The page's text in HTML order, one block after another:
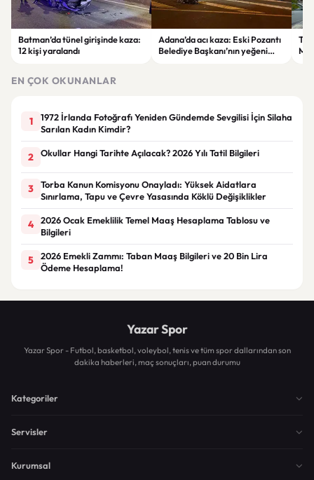
Batman’da tünel girişinde kaza:
12 kişi yaralandı
Adana’da acı kaza: Eski Pozantı
Belediye Başkanı’nın yeğeni
EN ÇOK OKUNANLAR
1
1972 İrlanda Fotoğrafı Yeniden Gündemde Sevgilisi İçin Silaha
Sarılan Kadın Kimdir?
2 Okullar Hangi Tarihte Açılacak? 2026 Yılı Tatil Bilgileri
3
Torba Kanun Komisyonu Onayladı: Yüksek Aidatlara
Sınırlama, Tapu ve Çevre Yasasında Köklü Değişiklikler
4
2026 Ocak Emeklilik Temel Maaş Hesaplama Tablosu ve
Bilgileri
5
2026 Emekli Zammı: Taban Maaş Bilgileri ve 20 Bin Lira
Ödeme Hesaplama!
Yazar Spor
Yazar Spor - Futbol, basketbol, voleybol, tenis ve tüm spor dallarından son
dakika haberleri, maç sonuçları, puan durumu
Kategoriler
Servisler
Kurumsal